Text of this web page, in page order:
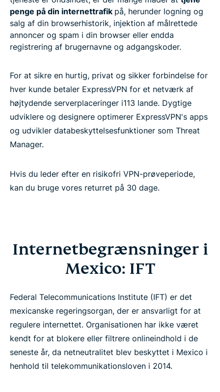
penge på din internettrafik på, herunder logning og
salg af din browserhistorik, injektion af målrettede
annoncer og spam i din browser eller endda
registrering af brugernavne og adgangskoder.
For at sikre en hurtig, privat og sikker forbindelse for
hver kunde betaler ExpressVPN for et netværk af
højtydende serverplaceringer i113 lande. Dygtige
udviklere og designere optimerer ExpressVPN's apps
og udvikler databeskyttelsesfunktioner som Threat
Manager.
Hvis du leder efter en risikofri VPN-prøveperiode,
kan du bruge vores returret på 30 dage.
Internetbegrænsninger i
Mexico: IFT
Federal Telecommunications Institute (IFT) er det
mexicanske regeringsorgan, der er ansvarligt for at
regulere internettet. Organisationen har ikke været
kendt for at blokere eller filtrere onlineindhold i de
seneste år, da netneutralitet blev beskyttet i Mexico i
henhold til telekommunikationsloven i 2014.